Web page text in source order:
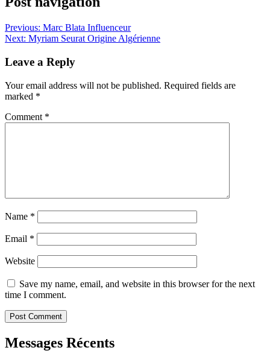
Previous: Marc Blata Influenceur
Next: Myriam Seurat Origine Algérienne
Leave a Reply
Your email address will not be published. Required fields are
marked *
Comment *
Name *
Email *
Website
Save my name, email, and website in this browser for the next
time I comment.
Messages Récents